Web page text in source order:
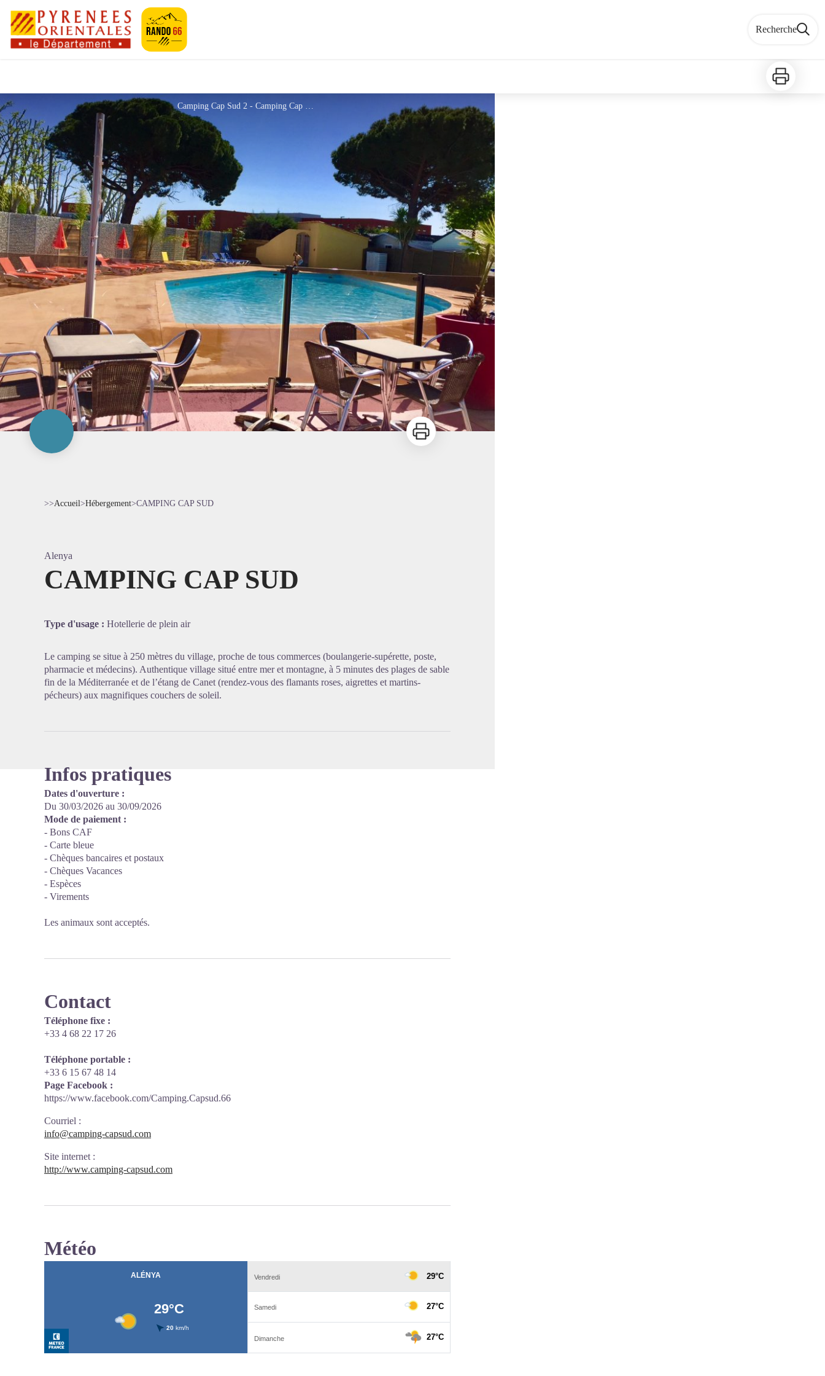
Recherche
Imprimer
Camping Cap Sud 2 - Camping Cap Sud
Imprimer
>>Accueil>Hébergement>CAMPING CAP SUD
Alenya
CAMPING CAP SUD
Type d'usage : Hotellerie de plein air
Le camping se situe à 250 mètres du village, proche de tous commerces (boulangerie-supérette, poste,
pharmacie et médecins). Authentique village situé entre mer et montagne, à 5 minutes des plages de sable
fin de la Méditerranée et de l’étang de Canet (rendez-vous des flamants roses, aigrettes et martins-
pécheurs) aux magnifiques couchers de soleil.
Infos pratiques
Dates d'ouverture :
Du 30/03/2026 au 30/09/2026
Mode de paiement :
- Bons CAF
- Carte bleue
- Chèques bancaires et postaux
- Chèques Vacances
- Espèces
- Virements
Les animaux sont acceptés.
Contact
Téléphone fixe :
+33 4 68 22 17 26
Téléphone portable :
+33 6 15 67 48 14
Page Facebook :
https://www.facebook.com/Camping.Capsud.66
Courriel :
info@camping-capsud.com
Site internet :
http://www.camping-capsud.com
Météo